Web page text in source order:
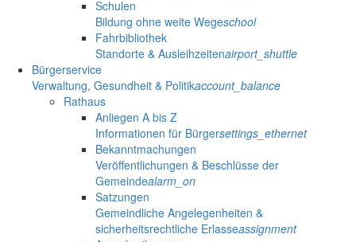
Schulen
Bildung ohne weite Wegeschool
Fahrbibliothek
Standorte & Ausleihzeitenairport_shuttle
Bürgerservice
Verwaltung, Gesundheit & Politikaccount_balance
Rathaus
Anliegen A bis Z
Informationen für Bürgersettings_ethernet
Bekanntmachungen
Veröffentlichungen & Beschlüsse der
Gemeindealarm_on
Satzungen
Gemeindliche Angelegenheiten &
sicherheitsrechtliche Erlasseassignment